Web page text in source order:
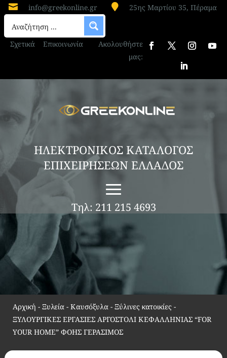
 info@greekonline.gr  25ης Μαρτίου 35, Πέραμα
Σχετικά Επικοινωνία
Ακολουθήστε
μας:
ΗΛΕΚΤΡΟΝΙΚΟΣ ΚΑΤΑΛΟΓΟΣ
ΕΠΙΧΕΙΡΗΣΕΩΝ ΕΛΛΑΔΟΣ
Τηλ: 211 215 4693
Αρχική - Ξυλεία - Καυσόξυλα - Ξύλινες κατοικίες-
ΞΥΛΟΥΡΓΙΚΕΣ ΕΡΓΑΣΙΕΣ ΑΡΓΟΣΤΟΛΙ ΚΕΦΑΛΛΗΝΙΑΣ “FOR
YOUR HOME” ΦΟΗΣ ΓΕΡΑΣΙΜΟΣ